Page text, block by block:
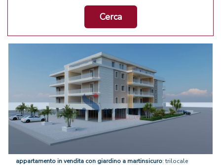
Cerca
appartamento invendita con giardino a martinsicuro: trilocale